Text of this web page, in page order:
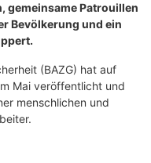
gemeinsame Patrouillen
Bevölkerung und ein
(BAZG) hat auf
Mai veröffentlicht und
menschlichen und